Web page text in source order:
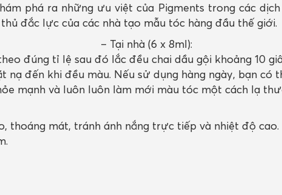
phá ra những ưu việt của Pigments trong các
đắc lực của các nhà tạo mẫu tóc hàng đầu thế giới.
– Tại nhà (6 x 8ml):
đúng tỉ lệ sau đó lắc đều chai dầu gội khoảng 10
nạ đến khi đều màu. Nếu sử dụng hàng ngày, bạn
mạnh và luôn luôn làm mới màu tóc một cách lạ
thoáng mát, tránh ánh nắng trực tiếp và nhiệt độ cao.